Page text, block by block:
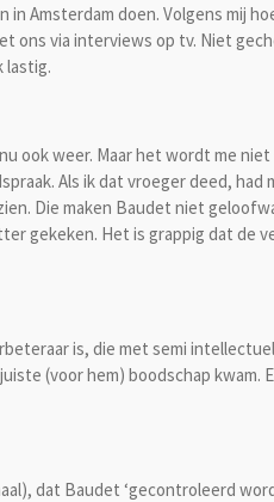
Amsterdam doen. Volgens mij
ons via interviews op tv. Niet
lastig.
ook weer. Maar het wordt me niet
Als ik dat vroeger deed, had
Die maken Baudet niet
gekeken. Het is grappig dat de
is, die met semi
(voor hem) boodschap kwam.
dat Baudet ‘gecontroleerd